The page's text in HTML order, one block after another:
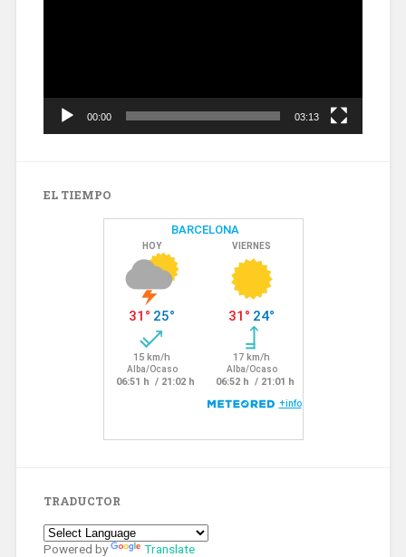
00:00 03:13
EL TIEMPO
TRADUCTOR
Powered by Translate